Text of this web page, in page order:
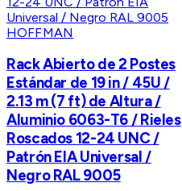
HOFFMAN
Rack Abierto de 2 Postes
Estándar de 19 in / 45U /
2.13 m (7 ft) de Altura /
Aluminio 6063-T6 / Rieles
Roscados 12-24 UNC /
Patrón EIA Universal /
Negro RAL 9005